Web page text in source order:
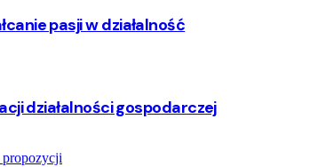
pasji w działalność
działalności gospodarczej